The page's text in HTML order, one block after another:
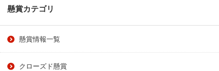
懸賞カテゴリ
懸賞情報一覧
クローズド懸賞